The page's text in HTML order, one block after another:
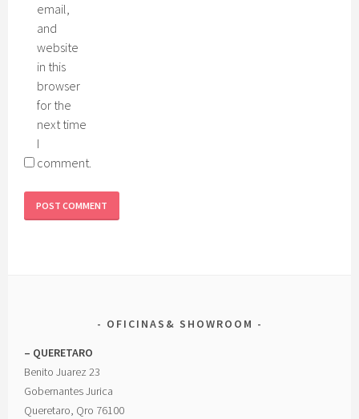
email,
and
website
in this
browser
for the
next time
I
comment.
OFICINAS& SHOWROOM
– QUERETARO
Benito Juarez 23
Gobernantes Jurica
Queretaro, Qro 76100